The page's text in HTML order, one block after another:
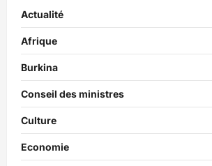
Actualité
Afrique
Burkina
Conseil des ministres
Culture
Economie